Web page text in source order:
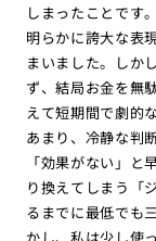
しまったことです
明らかに誇大な表
まいました。しか
ず、結局お金を無
えて短期間で劇的
あまり、冷静な判
「効果がない」
り換えてしまう「
るまでに最低でも